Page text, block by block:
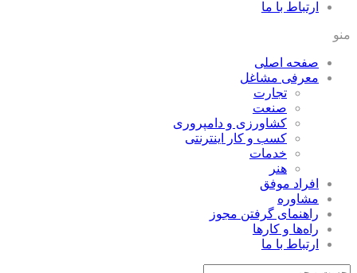
ارتباط با ما
منو
صفحه اصلی
معرفی مشاغل
تجارت
صنعت
كشاورزی و دامپروری
كسب و كار اينترنتی
خدمات
هنر
افراد موفق
مشاوره
راهنمای گرفتن مجوز
راه‌ها و كارها
ارتباط با ما